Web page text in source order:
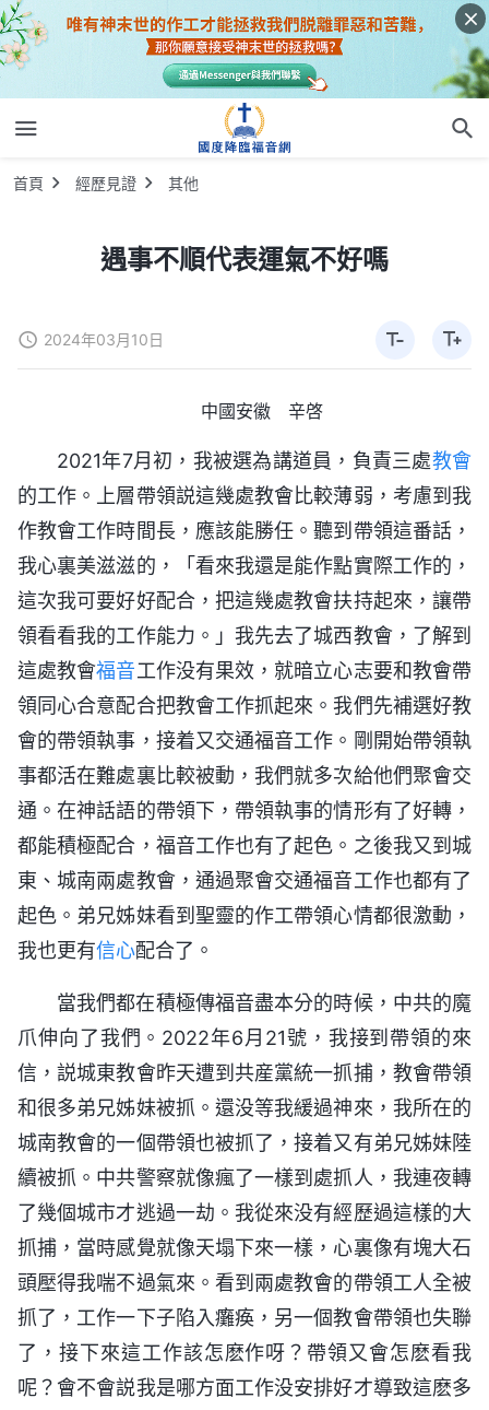
首頁 經歷見證 其他
遇事不順代表運氣不好嗎
2024年03月10日
中國安徽 辛啓
2021年7月初，我被選為講道員，負責三處教會
的工作。上層帶領説這幾處教會比較薄弱，考慮到我
作教會工作時間長，應該能勝任。聽到帶領這番話，
我心裏美滋滋的，「看來我還是能作點實際工作的，
這次我可要好好配合，把這幾處教會扶持起來，讓帶
領看看我的工作能力。」我先去了城西教會，了解到
這處教會福音工作没有果效，就暗立心志要和教會帶
領同心合意配合把教會工作抓起來。我們先補選好教
會的帶領執事，接着又交通福音工作。剛開始帶領執
事都活在難處裏比較被動，我們就多次給他們聚會交
通。在神話語的帶領下，帶領執事的情形有了好轉，
都能積極配合，福音工作也有了起色。之後我又到城
東、城南兩處教會，通過聚會交通福音工作也都有了
起色。弟兄姊妹看到聖靈的作工帶領心情都很激動，
我也更有信心配合了。
當我們都在積極傳福音盡本分的時候，中共的魔
爪伸向了我們。2022年6月21號，我接到帶領的來
信，説城東教會昨天遭到共産黨統一抓捕，教會帶領
和很多弟兄姊妹被抓。還没等我緩過神來，我所在的
城南教會的一個帶領也被抓了，接着又有弟兄姊妹陸
續被抓。中共警察就像瘋了一樣到處抓人，我連夜轉
了幾個城市才逃過一劫。我從來没有經歷過這樣的大
抓捕，當時感覺就像天塌下來一樣，心裏像有塊大石
頭壓得我喘不過氣來。看到兩處教會的帶領工人全被
抓了，工作一下子陷入癱痪，另一個教會帶領也失聯
了，接下來這工作該怎麽作呀？帶領又會怎麽看我
呢？會不會説我是哪方面工作没安排好才導致這麽多